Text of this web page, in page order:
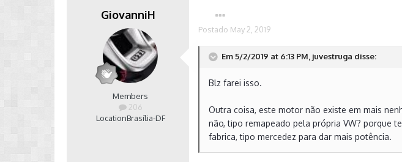
GiovanniH
Members
206
LocationBrasília-DF
Postado May 2, 2019
Em 5/2/2019 at 6:13 PM, juvestruga disse:
Blz farei isso.
Outra coisa, este motor não existe em mais
não, tipo remapeado pela própria VW? porque
fabrica, tipo mercedez para dar mais potência.